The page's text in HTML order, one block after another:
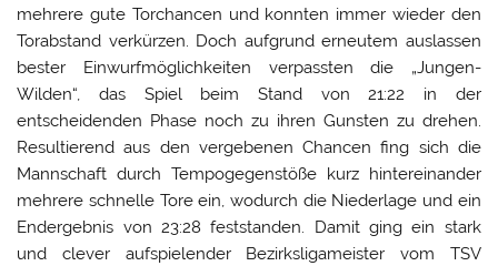
mehrere gute Torchancen und konnten immer wieder den
Torabstand verkürzen. Doch aufgrund erneutem auslassen
bester Einwurfmöglichkeiten verpassten die „Jungen-
Wilden“, das Spiel beim Stand von 21:22 in der
entscheidenden Phase noch zu ihren Gunsten zu drehen.
Resultierend aus den vergebenen Chancen fing sich die
Mannschaft durch Tempogegenstöße kurz hintereinander
mehrere schnelle Tore ein, wodurch die Niederlage und ein
Endergebnis von 23:28 feststanden. Damit ging ein stark
und clever aufspielender Bezirksligameister vom TSV